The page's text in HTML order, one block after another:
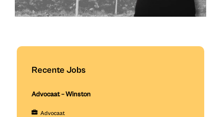
Recente Jobs
Advocaat – Winston
Advocaat